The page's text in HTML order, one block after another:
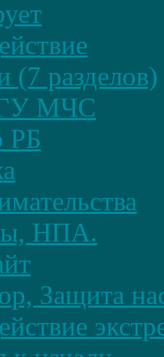
(7 разделов)
МЧС
РБ
НПА.
Защита